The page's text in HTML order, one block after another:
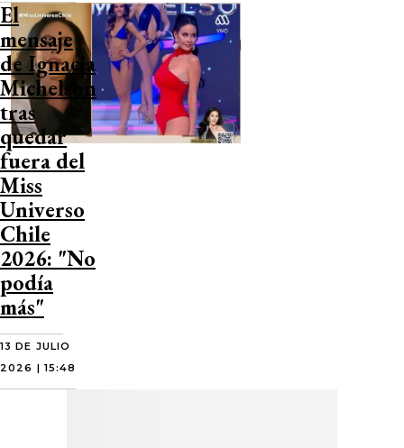
El
mensaje
de Ignacia
Michelson
tras
quedar
fuera del
Miss
Universo
Chile
2026: "No
podía
más"
13 DE JULIO
2026 | 15:48